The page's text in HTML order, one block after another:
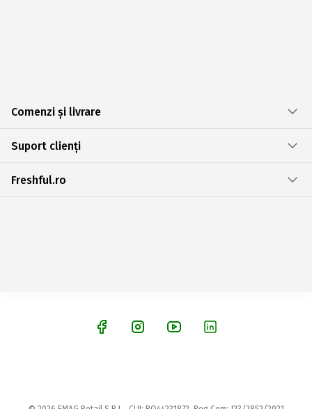
Comenzi și livrare
Suport clienți
Freshful.ro